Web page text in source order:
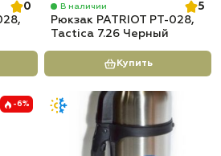
0
В наличии
5
Рюкзак PATRIOT РТ-028,
Tactica 7.26 Черный
Купить
-6%